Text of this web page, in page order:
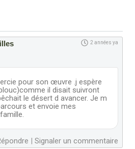
2 années ya
pour son œuvre .j espère
il disait suivront
le désert d avancer. Je m
et envoie mes
| Signaler un commentaire